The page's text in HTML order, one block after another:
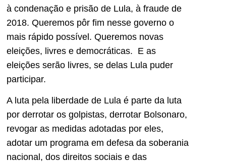
à condenação e prisão de Lula, à fraude de
2018. Queremos pôr fim nesse governo o
mais rápido possível. Queremos novas
eleições, livres e democráticas. E as
eleições serão livres, se delas Lula puder
participar.
A luta pela liberdade de Lula é parte da luta
por derrotar os golpistas, derrotar Bolsonaro,
revogar as medidas adotadas por eles,
adotar um programa em defesa da soberania
nacional, dos direitos sociais e das